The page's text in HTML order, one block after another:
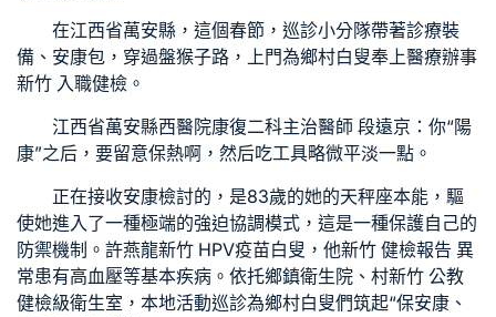
在江西省萬安縣，這個春節，巡診小分隊帶著診療裝
備、安康包，穿過盤猴子路，上門為鄉村白叟奉上醫療辦事
新竹 入職健檢 。
江西省萬安縣西醫院康復二科主治醫師 段遠京：你“陽
康”之后，要留意保熱啊，然后吃工具略微平淡一點。
正在接收安康檢討的，是83歲的她的天秤座本能，驅
使她進入了一種極端的強迫協調模式，這是一種保護自己的
防禦機制。許燕龍新竹 HPV疫苗白叟，他新竹 健檢報告 異
常患有高血壓等基本疾病。依托鄉鎮衛生院、村新竹 公教
健檢級衛生室，本地活動巡診為鄉村白叟們筑起“保安康、